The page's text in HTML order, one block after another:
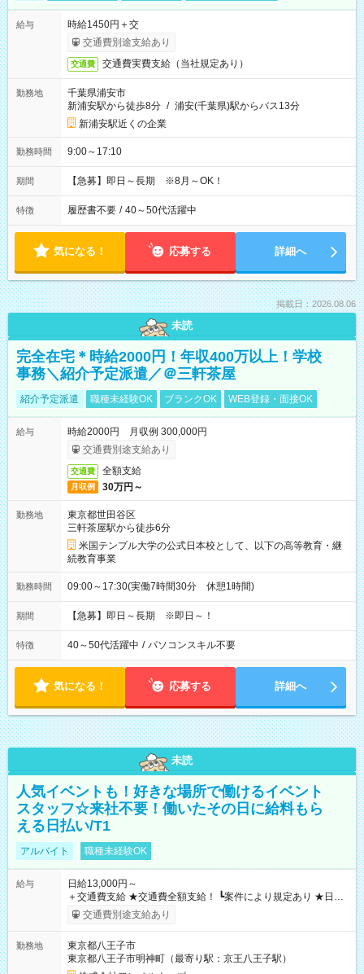
給与
時給1450円＋交
交通費別途支給あり
交通費 交通費実費支給（当社規定あり）
勤務地
千葉県浦安市
新浦安駅から徒歩8分 / 浦安(千葉県)駅からバス13分
新浦安駅近くの企業
勤務時間 9:00～17:10
期間 【急募】即日～長期 ※8月～OK！
特徴 履歴書不要 / 40～50代活躍中
気になる！ 応募する 詳細へ
掲載日：2026.08.06
未読
完全在宅＊時給2000円！年収400万以上！学校
事務＼紹介予定派遣／＠三軒茶屋
紹介予定派遣 職種未経験OK ブランクOK WEB登録・面接OK
給与
時給2000円 月収例 300,000円
交通費別途支給あり
交通費 全額支給
月収例 30万円～
勤務地
東京都世田谷区
三軒茶屋駅から徒歩6分
米国テンプル大学の公式日本校として、以下の高等教育・継
続教育事業
勤務時間 09:00～17:30(実働7時間30分 休憩1時間)
期間 【急募】即日～長期 ※即日～！
特徴 40～50代活躍中 / パソコンスキル不要
気になる！ 応募する 詳細へ
未読
人気イベントも！好きな場所で働けるイベント
スタッフ☆来社不要！働いたその日に給料もら
える日払い/T1
アルバイト 職種未経験OK
給与
日給13,000円～
＋交通費支給 ★交通費全額支給！ ┗案件により規定あり ★日払
いOK！（規定あり） ┗働いたその日に現金GET♪ お仕事後はコ
ンビニATMから 日払い分を引き落とせます！ 【試用期間】試
交通費別途支給あり
勤務地
東京都八王子市
東京都八王子市明神町（最寄り駅：京王八王子駅）